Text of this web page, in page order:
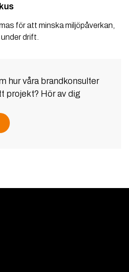
för att minska miljöpåverkan,
drift.
hur våra brandkonsulter
projekt? Hör av dig